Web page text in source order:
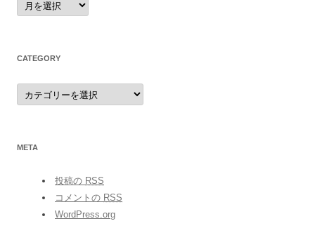
CATEGORY
category
META
投稿の RSS
コメントの RSS
WordPress.org